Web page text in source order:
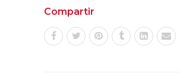
Compartir